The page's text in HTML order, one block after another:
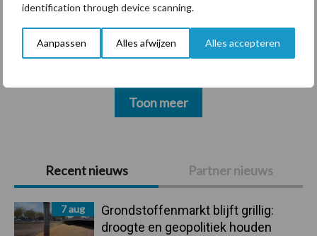
identification through device scanning.
Aanpassen Alles afwijzen Alles accepteren
Primaire
Sidebar
Recent nieuws Partner nieuws
7 aug
Grondstoffenmarkt blijft grillig:
droogte en geopolitiek houden
Bedrijfsnieuws
Voerhekken
Toon meer